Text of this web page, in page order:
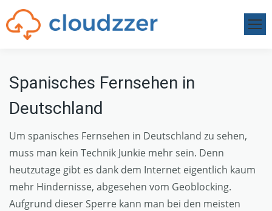
Spanisches Fernsehen in
Deutschland
Um spanisches Fernsehen in Deutschland zu sehen,
muss man kein Technik Junkie mehr sein. Denn
heutzutage gibt es dank dem Internet eigentlich kaum
mehr Hindernisse, abgesehen vom Geoblocking.
Aufgrund dieser Sperre kann man bei den meisten